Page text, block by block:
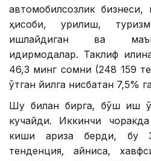
автомобилсозлик бизнеси,
ҳисоби, қурилиш,
ишлайдиган ва
қидирмоқдалар. Таклиф
46,3 минг сомни (248 159
ўтган йилга нисбатан 7,5%
Шу билан бирга, бўш иш
кучайди. Иккинчи
киши ариза берди, бу
тенденция, айниқса,